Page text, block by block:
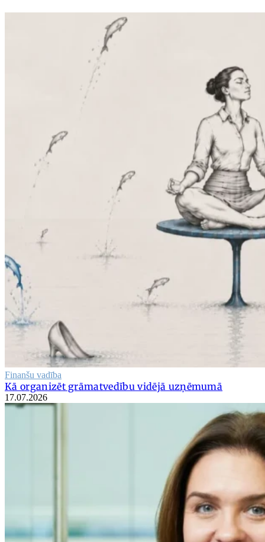
Finanšu vadība
Kā organizēt grāmatvedību vidējā uzņēmumā
17.07.2026